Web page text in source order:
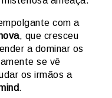
com a
, que cresceu
a dominar os
se vê
os irmãos a
.